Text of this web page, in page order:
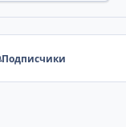
Подписчики